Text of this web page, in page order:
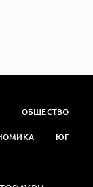
ОБЩЕСТВО
ЮГ